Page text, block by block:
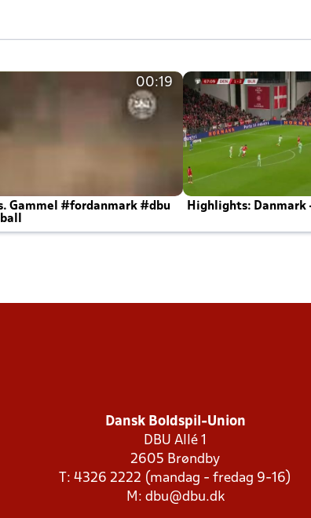
00:19
Gammel #fordanmark #dbu
Highlights: Danmark
Dansk Boldspil-Union
DBU Allé 1
2605 Brøndby
T: 4326 2222 (mandag - fredag 9-16)
M: dbu@dbu.dk